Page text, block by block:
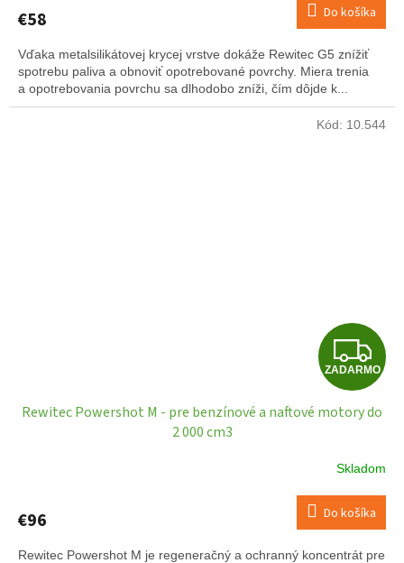
€58 Do košíka
Vďaka metalsilikátovej krycej vrstve dokáže Rewitec G5 znížiť
spotrebu paliva a obnoviť opotrebované povrchy. Miera trenia
a opotrebovania povrchu sa dlhodobo zníži, čím dôjde k...
Z
A
D
A
R
M
ZADARMO
Rewitec Powershot M - pre benzínové a naftové motory do
2 000 cm3
Skladom
€96 Do košíka
Rewitec Powershot M je regeneračný a ochranný koncentrát pre
Kód: 10.544